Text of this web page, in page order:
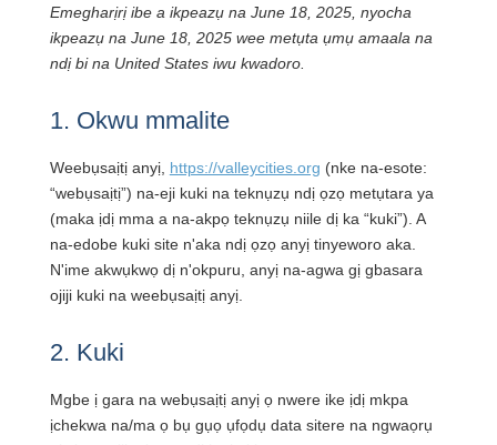
Emegharịrị ibe a ikpeazụ na June 18, 2025, nyocha
ikpeazụ na June 18, 2025 wee metụta ụmụ amaala na
ndị bi na United States iwu kwadoro.
1. Okwu mmalite
Weebụsaịtị anyị, https://valleycities.org (nke na-esote:
“webụsaịtị”) na-eji kuki na teknụzụ ndị ọzọ metụtara ya
(maka ịdị mma a na-akpọ teknụzụ niile dị ka “kuki”). A
na-edobe kuki site n'aka ndị ọzọ anyị tinyeworo aka.
N'ime akwụkwọ dị n'okpuru, anyị na-agwa gị gbasara
ojiji kuki na weebụsaịtị anyị.
2. Kuki
Mgbe ị gara na webụsaịtị anyị ọ nwere ike ịdị mkpa
ịchekwa na/ma ọ bụ gụọ ụfọdụ data sitere na ngwaọrụ